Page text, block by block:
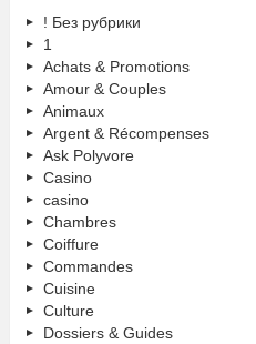
! Без рубрики
1
Achats & Promotions
Amour & Couples
Animaux
Argent & Récompenses
Ask Polyvore
Casino
casino
Chambres
Coiffure
Commandes
Cuisine
Culture
Dossiers & Guides